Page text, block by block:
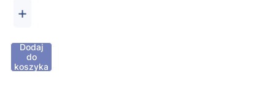
+
Dodaj
do
koszyka